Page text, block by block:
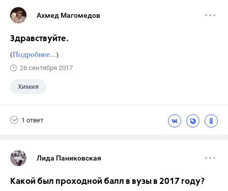
Ахмед Магомедов
Здравствуйте.
(Подробнее...)
26 сентября 2017
Химия
1 ответ
Лида Паниковская
Какой был проходной балл в вузы в 2017 году?